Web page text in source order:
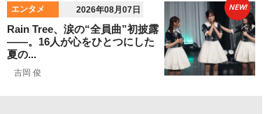
エンタメ 2026年08月07日
Rain Tree、涙の“全員曲”初披露
――。16人が心をひとつにした
夏の...
吉岡 俊
NEW!